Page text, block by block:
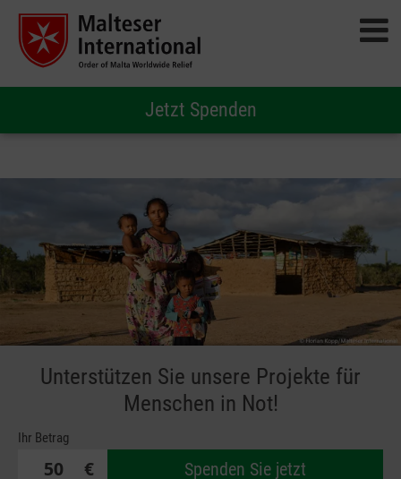
Jetzt Spenden
Unterstützen Sie unsere Projekte für
Menschen in Not!
Ihr Betrag
€ Spenden Sie jetzt